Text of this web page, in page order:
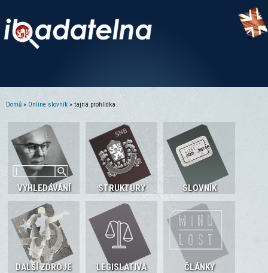
Domů » Online slovník » tajná prohlídka
VYHLEDÁVÁNÍ STRUKTURY SLOVNÍK
DALŠÍ ZDROJE LEGISLATIVA ČLÁNKY